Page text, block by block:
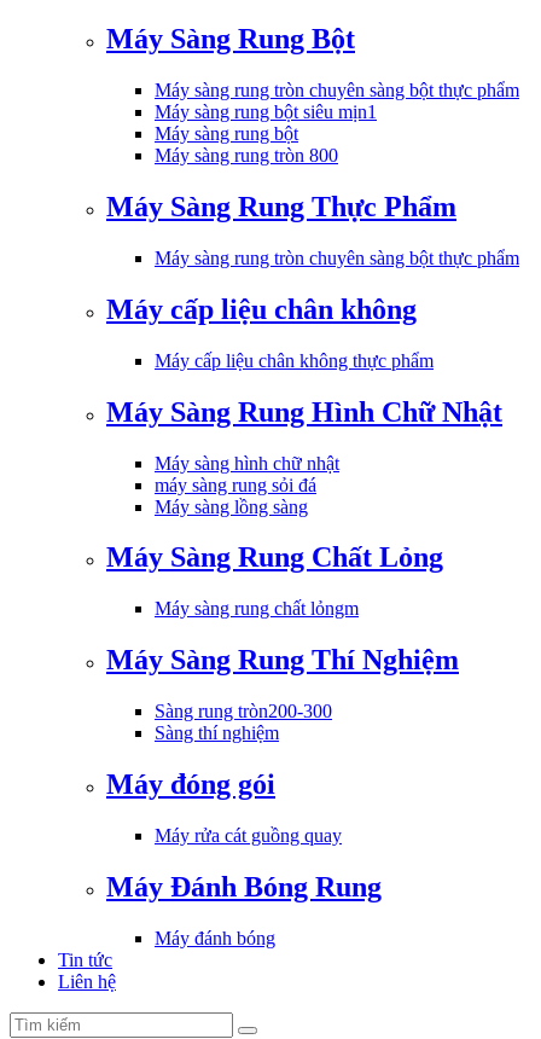
Máy Sàng Rung Bột
Máy sàng rung tròn chuyên sàng bột thực phẩm
Máy sàng rung bột siêu mịn1
Máy sàng rung bột
Máy sàng rung tròn 800
Máy Sàng Rung Thực Phẩm
Máy sàng rung tròn chuyên sàng bột thực phẩm
Máy cấp liệu chân không
Máy cấp liệu chân không thực phẩm
Máy Sàng Rung Hình Chữ Nhật
Máy sàng hình chữ nhật
máy sàng rung sỏi đá
Máy sàng lồng sàng
Máy Sàng Rung Chất Lỏng
Máy sàng rung chất lỏngm
Máy Sàng Rung Thí Nghiệm
Sàng rung tròn200-300
Sàng thí nghiệm
Máy đóng gói
Máy rửa cát guồng quay
Máy Đánh Bóng Rung
Máy đánh bóng
Tin tức
Liên hệ